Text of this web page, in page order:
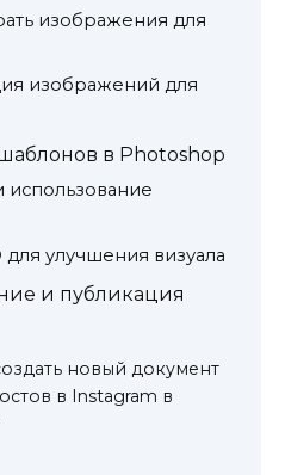
изображения для
изображений для
в Photoshop
использование
улучшения визуала
и публикация
новый документ
в Instagram в